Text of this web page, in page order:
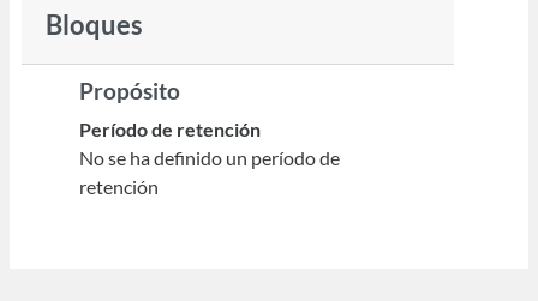
Bloques
Propósito
Período de retención
No se ha definido un período de
retención